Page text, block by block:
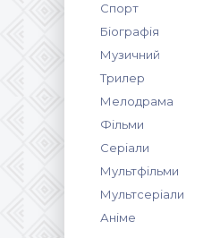
Спорт
Біографія
Музичний
Трилер
Мелодрама
Фільми
Серіали
Мультфільми
Мультсеріали
Аніме